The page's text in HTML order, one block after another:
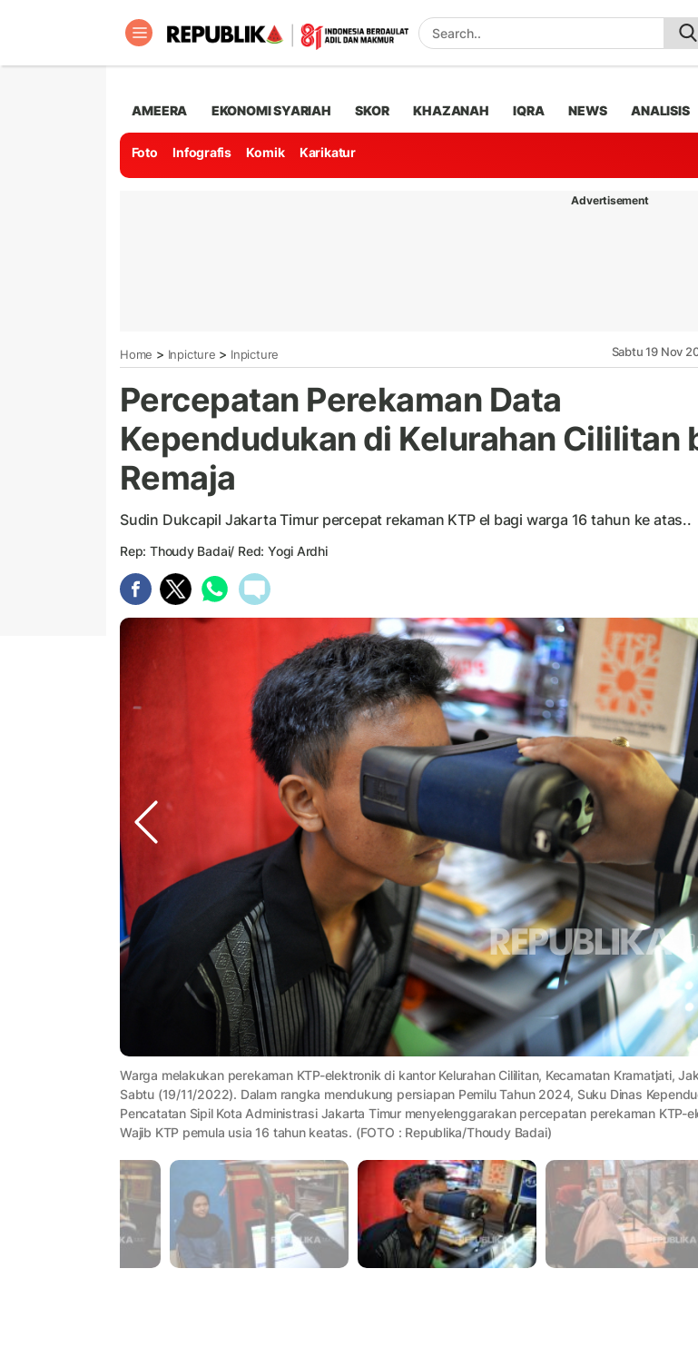
AMEERA EKONOMI SYARIAH SKOR KHAZANAH IQRA NEWS ANALISIS
Foto Infografis Komik Karikatur
Advertisement
Home > Inpicture > Inpicture Sabtu 19 Nov
Percepatan Perekaman Data
Kependudukan di Kelurahan Cililitan
Remaja
Sudin Dukcapil Jakarta Timur percepat rekaman KTP el bagi warga 16 tahun ke atas..
Rep: Thoudy Badai/ Red: Yogi Ardhi
Warga melakukan perekaman KTP-elektronik di kantor Kelurahan Cililitan, Kecamatan Kramatjati,
Sabtu (19/11/2022). Dalam rangka mendukung persiapan Pemilu Tahun 2024, Suku Dinas
Pencatatan Sipil Kota Administrasi Jakarta Timur menyelenggarakan percepatan perekaman KTP-
Wajib KTP pemula usia 16 tahun keatas. (FOTO : Republika/Thoudy Badai)